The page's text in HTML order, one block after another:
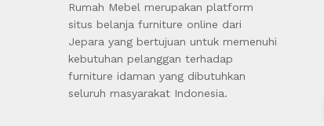
Rumah Mebel merupakan platform
situs belanja furniture online dari
Jepara yang bertujuan untuk memenuhi
kebutuhan pelanggan terhadap
furniture idaman yang dibutuhkan
seluruh masyarakat Indonesia.